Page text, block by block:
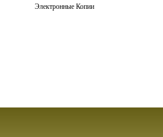
Электронные Копии